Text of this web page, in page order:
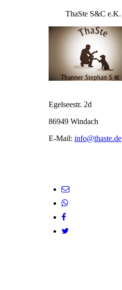
ThaSte S&C e.K.
Egelseestr. 2d
86949 Windach
E-Mail: info@thaste.de